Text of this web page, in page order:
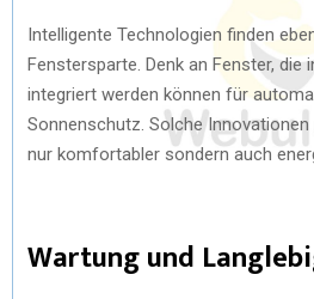
Intelligente Technologien finden
Fenstersparte. Denk an Fenster,
integriert werden können für
Sonnenschutz. Solche
nur komfortabler sondern auch
Wartung und